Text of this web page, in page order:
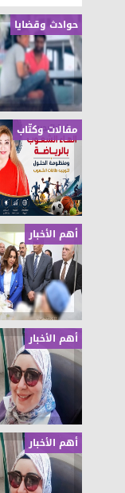
حوادث وقضايا
مقالات وكتّاب
أهم الأخبار
أهم الأخبار
أهم الأخبار